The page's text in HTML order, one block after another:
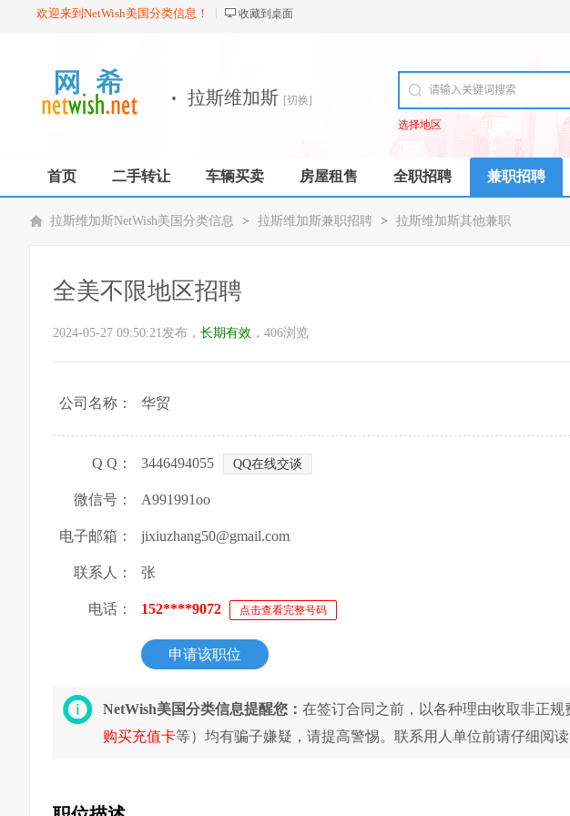
欢迎来到NetWish美国分类信息！ 收藏到桌面
· 拉斯维加斯 [切换]
选择地区
首页 二手转让 车辆买卖 房屋租售 全职招聘 兼职招聘
拉斯维加斯NetWish美国分类信息 > 拉斯维加斯兼职招聘 > 拉斯维加斯其他兼职
全美不限地区招聘
2024-05-27 09:50:21发布， 长期有效 ，406浏览
公司名称： 华贸
Q Q： 3446494055 QQ在线交谈
微信号： A991991oo
电子邮箱： jixiuzhang50@gmail.com
联系人： 张
电话： 152****9072 点击查看完整号码
申请该职位
NetWish美国分类信息提醒您： 在签订合同之前，以各种理由收取非正规
购买充值卡等）均有骗子嫌疑，请提高警惕。联系用人单位前请仔细阅